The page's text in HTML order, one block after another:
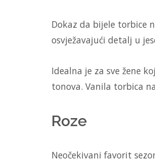
Dokaz da bijele torbice
osvježavajući detalj u
Idealna je za sve žene
tonova. Vanila torbica
Roze
Neočekivani favorit